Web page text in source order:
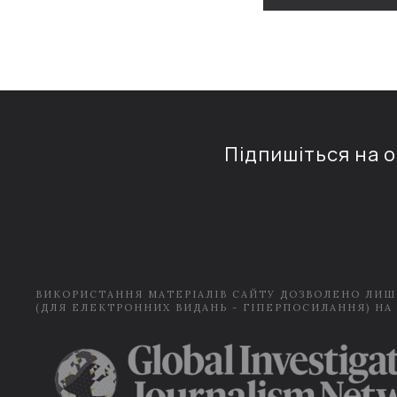
Підпишіться на
ВИКОРИСТАННЯ МАТЕРІАЛІВ САЙТУ ДОЗВОЛЕНО
(ДЛЯ ЕЛЕКТРОННИХ ВИДАНЬ - ГІПЕРПОСИЛАННЯ) НА